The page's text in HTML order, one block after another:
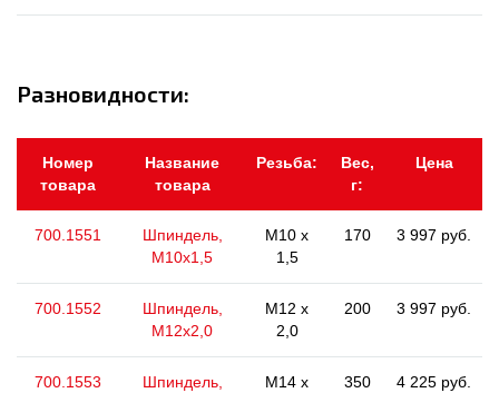
Разновидности:
Номер
товара
Название
товара
Резьба:
Вес,
г:
Цена
700.1551
Шпиндель,
M10x1,5
M10 x
1,5
170 3 997 руб.
700.1552
Шпиндель,
M12x2,0
M12 x
2,0
200 3 997 руб.
700.1553
Шпиндель,
M14 x
350 4 225 руб.